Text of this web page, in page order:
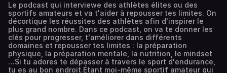
Le podcast qui interviewe des athlètes élites ou des
sportifs amateurs et va t'aider à repousser tes limites. On
décortique les réussites des athlètes afin d'inspirer le
plus grand nombre. Dans ce podcast, on va te donner les
clés pour progresser, t'améliorer dans différents
domaines et repousser tes limites : la préparation
physique, la préparation mentale, la nutrition, le mindset
…Si tu adores te dépasser à travers le sport d'endurance,
tu es au bon endroit.Étant moi-même sportif amateur qui